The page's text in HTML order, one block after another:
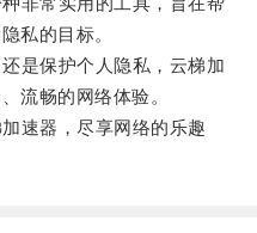
私的目标。
保护个人隐私，云梯加
流畅的网络体验。
速器，尽享网络的乐趣